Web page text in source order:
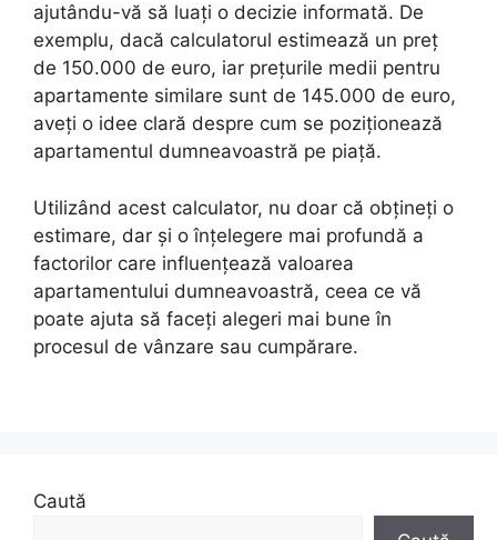
ajutându-vă să luați o decizie informată. De
exemplu, dacă calculatorul estimează un preț
de 150.000 de euro, iar prețurile medii pentru
apartamente similare sunt de 145.000 de euro,
aveți o idee clară despre cum se poziționează
apartamentul dumneavoastră pe piață.
Utilizând acest calculator, nu doar că obțineți o
estimare, dar și o înțelegere mai profundă a
factorilor care influențează valoarea
apartamentului dumneavoastră, ceea ce vă
poate ajuta să faceți alegeri mai bune în
procesul de vânzare sau cumpărare.
Caută